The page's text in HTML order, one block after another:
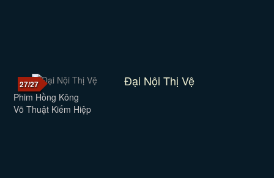
27/27 Đại Nội Thị Vệ
Phim Hồng Kông
Võ Thuật Kiếm Hiệp